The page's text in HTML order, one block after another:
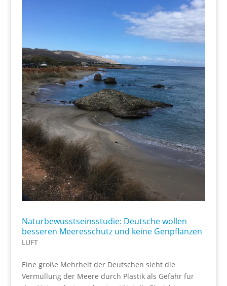
Naturbewusstseinsstudie: Deutsche wollen
besseren Meeresschutz und keine Genpflanzen
LUFT
Eine große Mehrheit der Deutschen sieht die
Vermüllung der Meere durch Plastik als Gefahr für